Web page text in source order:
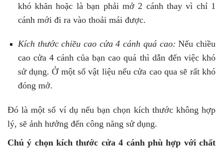
khó khăn hoặc là bạn phải mở 2 cánh thay vì chỉ 1
cánh mới đi ra vào thoải mái được.
Kích thước chiều cao cửa 4 cánh quá cao: Nếu chiều
cao cửa 4 cánh của bạn cao quá thì dẫn đến việc khó
sử dụng. Ở một số vật liệu nếu cửa cao qua sẽ rất khó
đóng mở.
Đó là một số ví dụ nếu bạn chọn kích thước không hợp
lý, sẽ ảnh hưởng đến công năng sử dụng.
Chú ý chọn kích thước cửa 4 cánh phù hợp với chất